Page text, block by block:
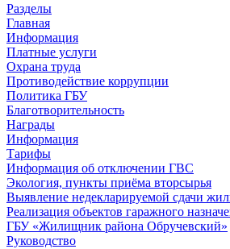
Разделы
Главная
Информация
Платные услуги
Охрана труда
Противодействие коррупции
Политика ГБУ
Благотворительность
Награды
Информация
Тарифы
Информация об отключении ГВС
Экология, пункты приёма вторсырья
Выявление недекларируемой сдачи
Реализация объектов гаражного
ГБУ «Жилищник района Обручевский»
Руководство